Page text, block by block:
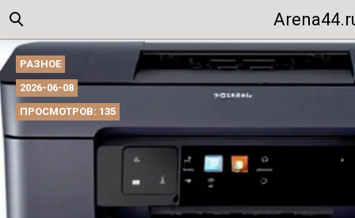
РАЗНОЕ
2026-06-08
ПРОСМОТРОВ: 135